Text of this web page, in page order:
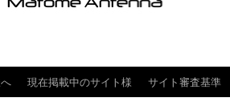
現在掲載中のサイト様 サイト審査基準